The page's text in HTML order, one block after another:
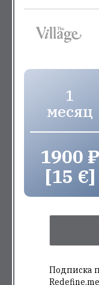
1
месяц
1900 ₽
[15 €]
Подписка